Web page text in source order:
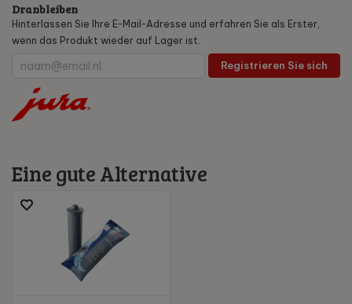
Dranbleiben
Hinterlassen Sie Ihre E-Mail-Adresse und erfahren Sie als Erster,
wenn das Produkt wieder auf Lager ist.
Registrieren Sie sich
Eine gute Alternative